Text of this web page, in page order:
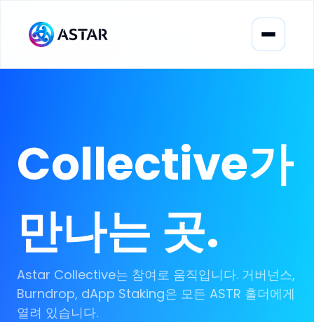
Collective가
만나는 곳.
Astar Collective는 참여로 움직입니다. 거버넌스,
Burndrop, dApp Staking은 모든 ASTR 홀더에게
열려 있습니다.